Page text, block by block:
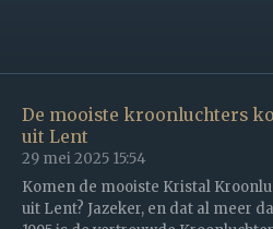
De mooiste kroonluchters
uit Lent
29 mei 2025 15:54
Komen de mooiste Kristal
uit Lent? Jazeker, en dat al meer